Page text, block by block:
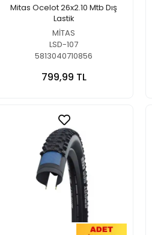
Mitas Ocelot 26x2.10 Mtb Dış
Lastik
MİTAS
LSD-107
5813040710856
799,99 TL